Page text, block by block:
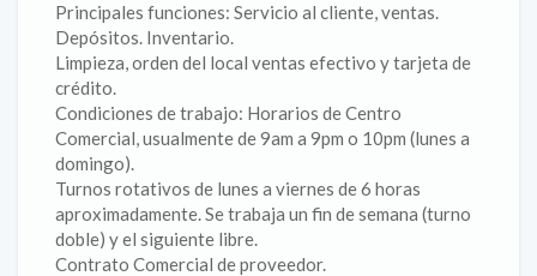
Principales funciones: Servicio al cliente, ventas.
Depósitos. Inventario.
Limpieza, orden del local ventas efectivo y tarjeta de
crédito.
Condiciones de trabajo: Horarios de Centro
Comercial, usualmente de 9am a 9pm o 10pm (lunes a
domingo).
Turnos rotativos de lunes a viernes de 6 horas
aproximadamente. Se trabaja un fin de semana (turno
doble) y el siguiente libre.
Contrato Comercial de proveedor.